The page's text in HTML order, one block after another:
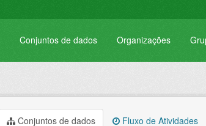
Conjuntos de dados Organizações
Conjuntos de dados Fluxo de Atividades